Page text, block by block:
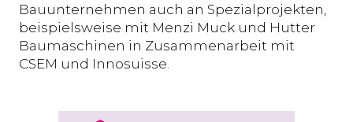
Bauunternehmen auch an Spezialprojekten,
beispielsweise mit Menzi Muck und Hutter
Baumaschinen in Zusammenarbeit mit
CSEM und Innosuisse.